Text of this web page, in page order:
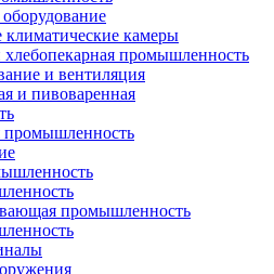
камеры
хлебопекарная промышленность
и вентиляция
и пивоваренная
промышленность